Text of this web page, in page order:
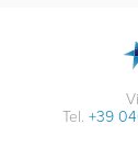
Tel. +39